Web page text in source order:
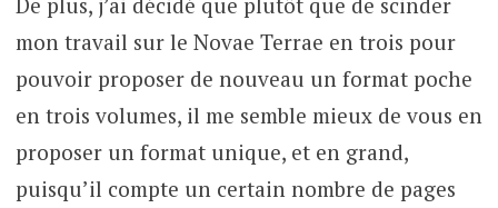
mon travail sur le Novae Terrae en trois pour
pouvoir proposer de nouveau un format poche
en trois volumes, il me semble mieux de vous en
proposer un format unique, et en grand,
puisqu’il compte un certain nombre de pages